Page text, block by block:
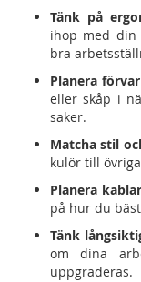
Tänk på
ihop med din
bra
Planera
eller skåp i
saker.
Matcha stil
kulör till
Planera
på hur du
Tänk
om dina
uppgraderas.